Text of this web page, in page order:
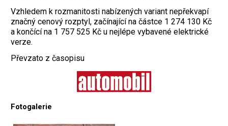
Vzhledem k rozmanitosti nabízených variant nepřekvapí
značný cenový rozptyl, začínající na částce 1 274 130 Kč
a končící na 1 757 525 Kč u nejlépe vybavené elektrické
verze.
Převzato z časopisu
Fotogalerie